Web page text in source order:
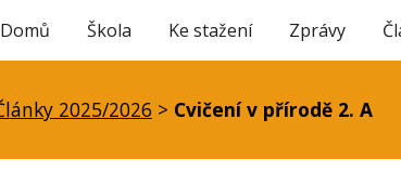
Skip to main content
Domů Škola Ke stažení Zprávy
2025/2026 > Cvičení v přírodě 2. A